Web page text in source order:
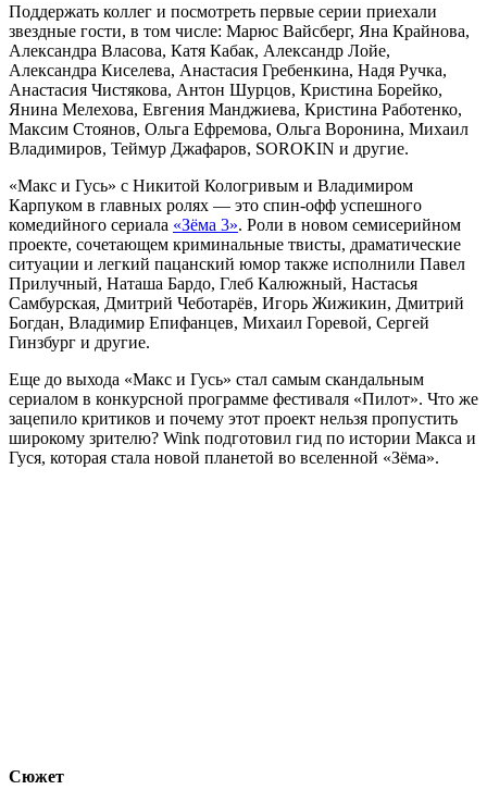
Поддержать коллег и посмотреть первые серии приехали
звездные гости, в том числе: Марюс Вайсберг, Яна Крайнова,
Александра Власова, Катя Кабак, Александр Лойе,
Александра Киселева, Анастасия Гребенкина, Надя Ручка,
Анастасия Чистякова, Антон Шурцов, Кристина Борейко,
Янина Мелехова, Евгения Манджиева, Кристина Работенко,
Максим Стоянов, Ольга Ефремова, Ольга Воронина, Михаил
Владимиров, Теймур Джафаров, SOROKIN и другие.
«Макс и Гусь» с Никитой Кологривым и Владимиром
Карпуком в главных ролях — это спин-офф успешного
комедийного сериала «Зёма 3». Роли в новом семисерийном
проекте, сочетающем криминальные твисты, драматические
ситуации и легкий пацанский юмор также исполнили Павел
Прилучный, Наташа Бардо, Глеб Калюжный, Настасья
Самбурская, Дмитрий Чеботарёв, Игорь Жижикин, Дмитрий
Богдан, Владимир Епифанцев, Михаил Горевой, Сергей
Гинзбург и другие.
Еще до выхода «Макс и Гусь» стал самым скандальным
сериалом в конкурсной программе фестиваля «Пилот». Что же
зацепило критиков и почему этот проект нельзя пропустить
широкому зрителю? Wink подготовил гид по истории Макса и
Гуся, которая стала новой планетой во вселенной «Зёма».
Сюжет